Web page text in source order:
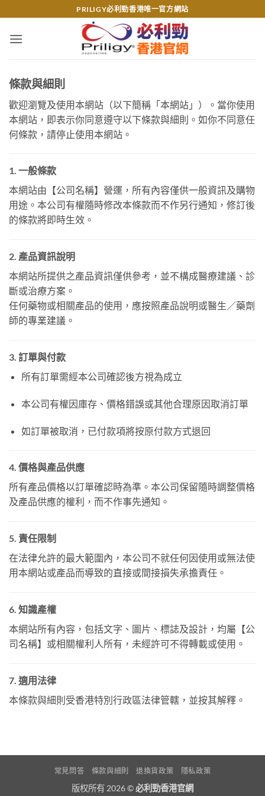
content
PRILIGY必利勁香港唯一官方網站
條款與細則
歡迎瀏覽及使用本網站（以下簡稱「本網站」）。當你使用
本網站，即表示你同意遵守以下條款與細則。如你不同意任
何條款，請停止使用本網站。
1. 一般條款
本網站由【公司名稱】營運，所有內容僅供一般資訊及購物
用途。本公司有權隨時修改本條款而不作另行通知，修訂後
的條款將即時生效。
2. 產品資訊說明
本網站所提供之產品資訊僅供參考，並不構成醫療建議、診
斷或治療方案。
任何藥物或相關產品的使用，應按照產品說明或醫生／藥劑
師的專業建議。
3. 訂單與付款
所有訂單需經本公司確認後方視為成立
本公司有權因庫存、價格錯誤或其他合理原因取消訂單
如訂單被取消，已付款項將按原付款方式退回
4. 價格與產品供應
所有產品價格以訂單確認時為準。本公司保留隨時調整價格
及產品供應的權利，而不作事先通知。
5. 責任限制
在法律允許的最大範圍內，本公司不就任何因使用或無法使
用本網站或產品而導致的直接或間接損失承擔責任。
6. 知識產權
本網站所有內容，包括文字、圖片、標誌及設計，均屬【公
司名稱】或相關權利人所有，未經許可不得轉載或使用。
7. 適用法律
本條款與細則受香港特別行政區法律管轄，並按其解釋。
常見問答 條款與細則 退換貨政策 隱私政策
版权所有 2026 ©必利勁香港官網